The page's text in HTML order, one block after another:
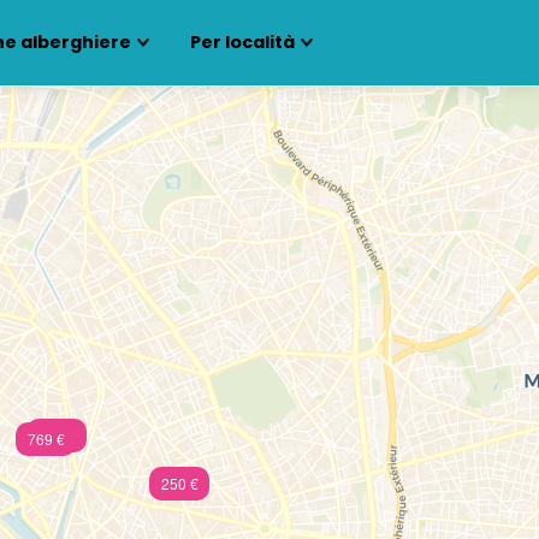
alberghiere Per località
769 €
250 €
855 €